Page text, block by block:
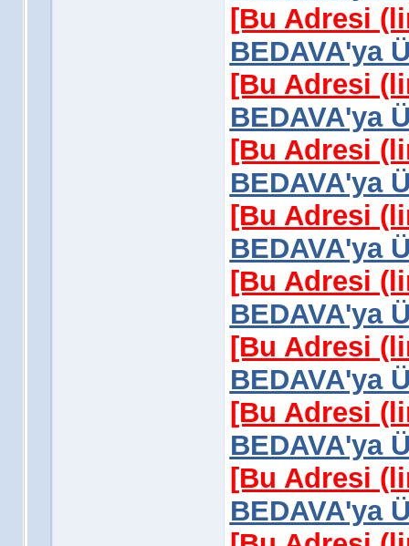
[Bu Adresi
BEDAVA'ya
[Bu Adresi
BEDAVA'ya
[Bu Adresi
BEDAVA'ya
[Bu Adresi
BEDAVA'ya
[Bu Adresi
BEDAVA'ya
[Bu Adresi
BEDAVA'ya
[Bu Adresi
BEDAVA'ya
[Bu Adresi
BEDAVA'ya